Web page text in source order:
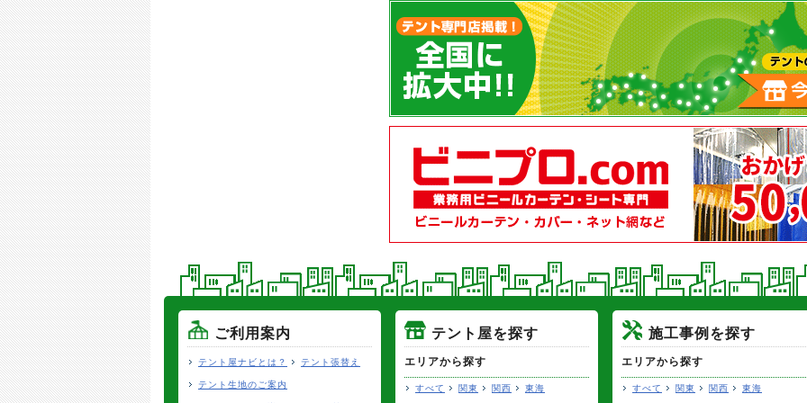
ご利用案内
テント屋ナビとは？ テント張替え
テント生地のご案内
テント屋を探す
エリアから探す
すべて 関東 関西 東海
施工事例を探す
エリアから探す
すべて 関東 関西 東海